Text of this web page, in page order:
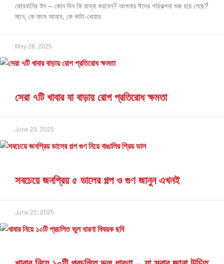
কোরবানির ঈদ – কোন দিন কি রান্না করবেন? আপনার ঈদের পরিকল্পনা শুরু হয়ে গেছে?
মানে, কে মাংস আনবে, কে কাটা-ধোয়ার
May 28, 2025
সেরা ৭টি খাবার যা বাড়ায় রোগ প্রতিরোধ ক্ষমতা
June 23, 2025
সবচেয়ে জনপ্রিয় ৫ ডালের গল্প ও গুণ জানুন এখনই
June 22, 2025